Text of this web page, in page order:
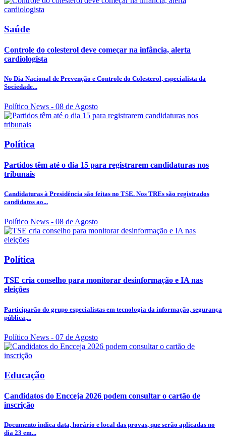
Saúde
Controle do colesterol deve começar na infância, alerta
cardiologista
No Dia Nacional de Prevenção e Controle do Colesterol, especialista da
Sociedade...
Político News - 08 de Agosto
Política
Partidos têm até o dia 15 para registrarem candidaturas nos
tribunais
Candidaturas à Presidência são feitas no TSE. Nos TREs são registrados
candidatos ao...
Político News - 08 de Agosto
Política
TSE cria conselho para monitorar desinformação e IA nas
eleições
Participarão do grupo especialistas em tecnologia da informação, segurança
pública,...
Político News - 07 de Agosto
Educação
Candidatos do Encceja 2026 podem consultar o cartão de
inscrição
Documento indica data, horário e local das provas, que serão aplicadas no
dia 23 em...